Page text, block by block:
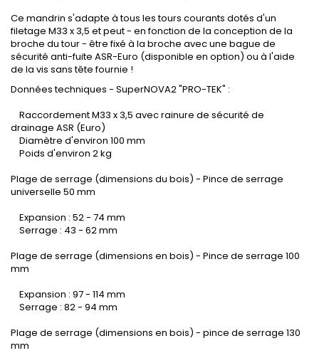
Ce mandrin s'adapte à tous les tours courants dotés d'un
filetage M33 x 3,5 et peut - en fonction de la conception de la
broche du tour - être fixé à la broche avec une bague de
sécurité anti-fuite ASR-Euro (disponible en option) ou à l'aide
de la vis sans tête fournie !
Données techniques - SuperNOVA2 "PRO-TEK" :
Raccordement M33 x 3,5 avec rainure de sécurité de
drainage ASR (Euro)
Diamètre d'environ 100 mm
Poids d'environ 2 kg
Plage de serrage (dimensions du bois) - Pince de serrage
universelle 50 mm
Expansion : 52 - 74 mm
Serrage : 43 - 62 mm
Plage de serrage (dimensions en bois) - Pince de serrage 100
mm
Expansion : 97 - 114 mm
Serrage : 82 - 94 mm
Plage de serrage (dimensions en bois) - pince de serrage 130
mm